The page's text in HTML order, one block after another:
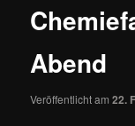
Abend
Veröffentlicht am22.